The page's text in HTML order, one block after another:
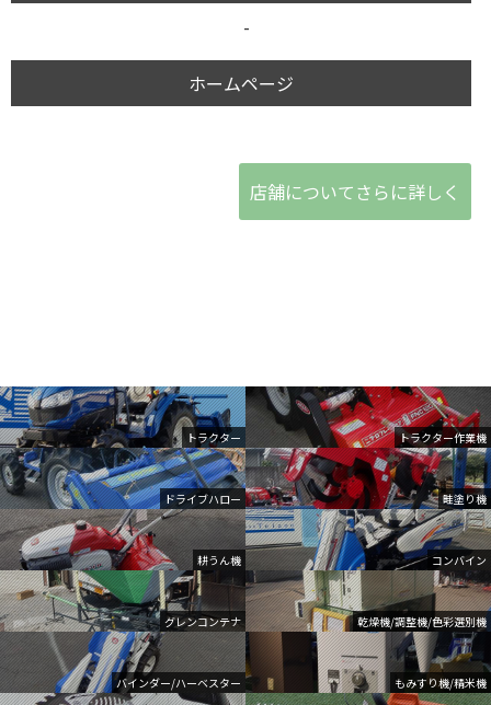
トラクター トラクター作業機
ドライブハロー 畦塗り機
耕うん機 コンバイン
グレンコンテナ 乾燥機/調整機/色彩選別機
バインダー/ハーベスター もみすり機/精米機
-
ホームページ
店舗についてさらに詳しく